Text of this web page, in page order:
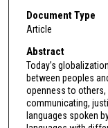
Document Type
Article
Abstract
Today’s
between peoples
openness to
communicating,
languages spoken